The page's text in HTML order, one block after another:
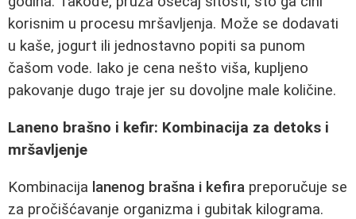
korisnim u procesu mršavljenja. Može se dodavati
u kaše, jogurt ili jednostavno popiti sa punom
čašom vode. Iako je cena nešto viša, kupljeno
pakovanje dugo traje jer su dovoljne male količine.
Laneno brašno i kefir: Kombinacija za detoks i
mršavljenje
Kombinacija lanenog brašna i kefira preporučuje se
za pročišćavanje organizma i gubitak kilograma.